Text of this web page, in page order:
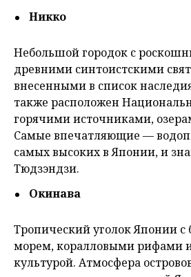
Никко
Небольшой городок с
древними синтоистскими
внесенными в список
также расположен
горячими источниками,
Самые впечатляющие —
самых высоких в Японии, и
Тюдзэндзи.
Окинава
Тропический уголок Японии
морем, коралловыми рифами
культурой. Атмосфера